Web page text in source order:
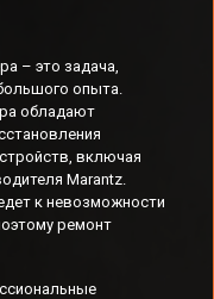
– это задача,
опыта.
обладают
включая
Marantz.
к невозможности
ремонт